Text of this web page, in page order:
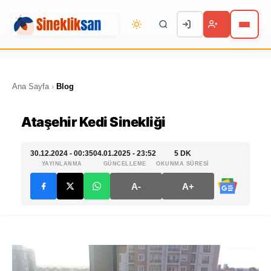
Ana Sayfa › Blog
Ataşehir Kedi Sinekliği
30.12.2024 - 00:35
YAYINLANMA
04.01.2025 - 23:52
GÜNCELLEME
5 DK
OKUNMA SÜRESİ
A- A+